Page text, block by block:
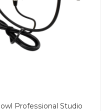
Professional Studio